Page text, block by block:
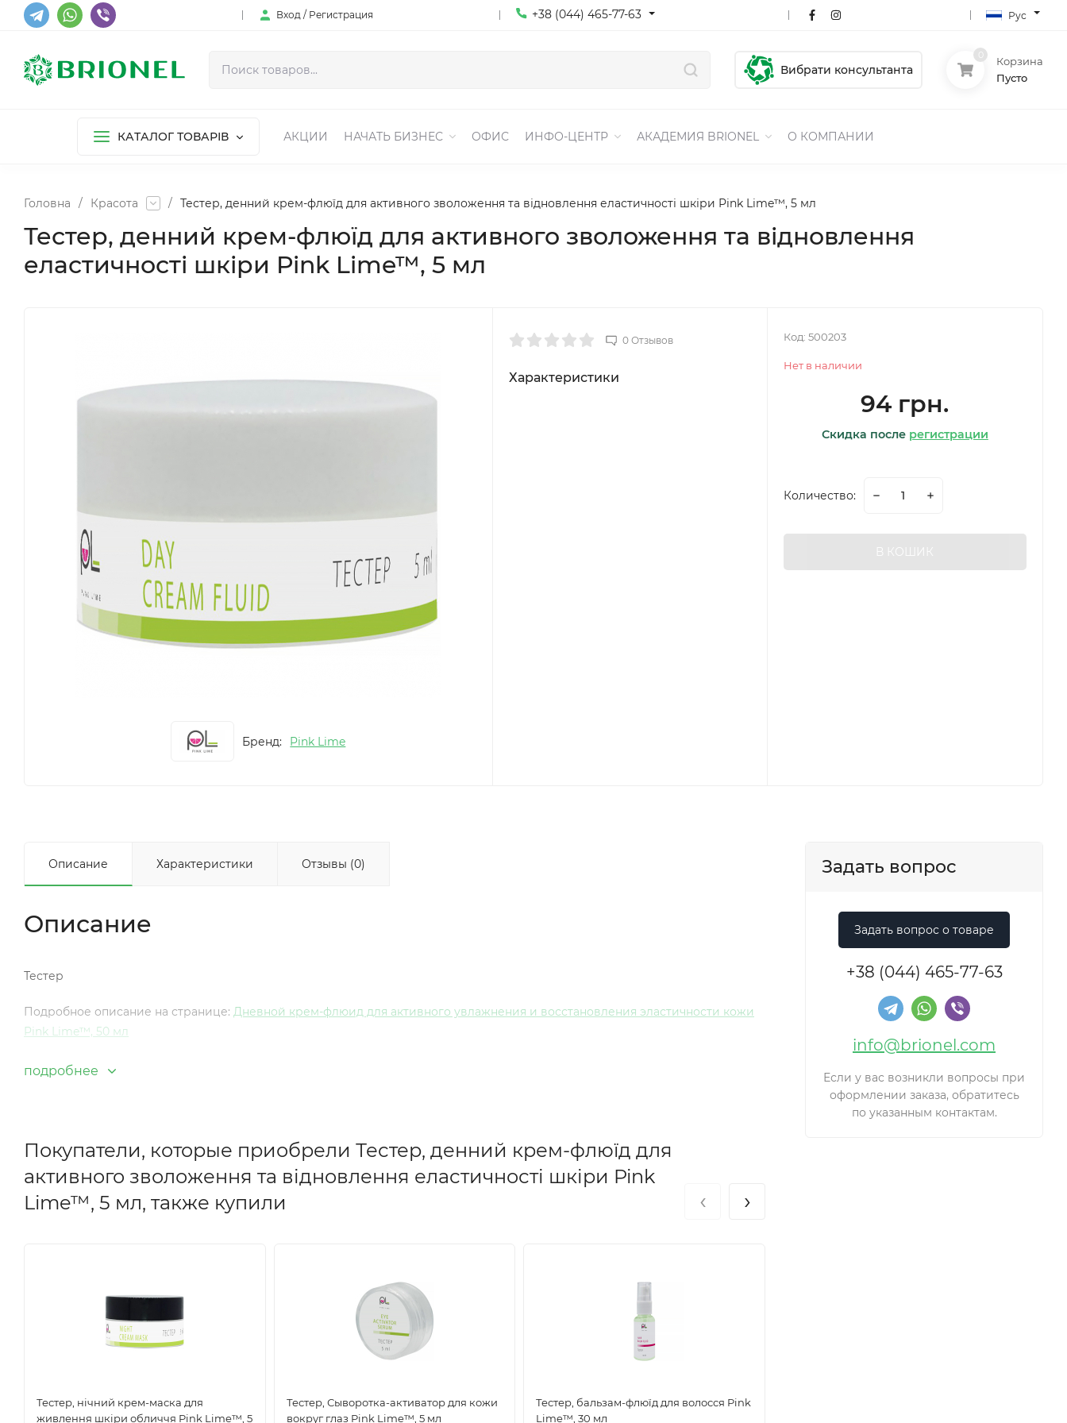
Вход / Регистрация +38 (044) 465-77-63 Рус
Вибрати консультанта
Корзина
Пусто
КАТАЛОГ ТОВАРІВ АКЦИИ НАЧАТЬ БИЗНЕС ОФИС ИНФО-ЦЕНТР АКАДЕМИЯ BRIONEL О КОМПАНИИ
Головна / Красота / Тестер, денний крем-флюїд для активного зволоження та відновлення еластичності шкіри Pink Lime™, 5 мл
Тестер, денний крем-флюїд для активного зволоження та відновлення
еластичності шкіри Pink Lime™, 5 мл
Бренд: Pink Lime
0 Отзывов
Характеристики
Код: 500203
Нет в наличии
94 грн.
Скидка после регистрации
Количество:
В КОШИК
Описание Характеристики Отзывы (0)
Описание
Тестер
Подробное описание на странице: Дневной крем-флюид для активного увлажнения и восстановления эластичности кожи
Pink Lime™, 50 мл
подробнее
Покупатели, которые приобрели Тестер, денний крем-флюїд для
активного зволоження та відновлення еластичності шкіри Pink
Lime™, 5 мл, также купили
Тестер, нічний крем-маска для
живлення шкіри обличчя Pink Lime™, 5
Тестер, Сыворотка-активатор для кожи
вокруг глаз Pink Lime™, 5 мл
Тестер, бальзам-флюїд для волосся Pink
Lime™, 30 мл
‹ ›
Задать вопрос
+38 (044) 465-77-63
info@brionel.com
Если у вас возникли вопросы при
оформлении заказа, обратитесь
по указанным контактам.